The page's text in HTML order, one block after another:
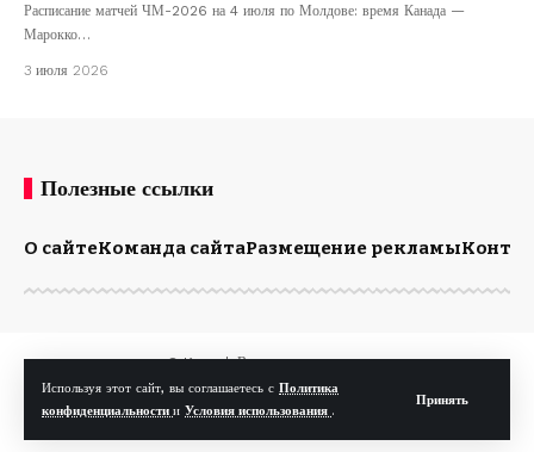
Используя этот сайт, вы соглашаетесь с Политика
конфиденциальности и Условия использования .
Принять
Расписание матчей ЧМ-2026 на 4 июля по Молдове: время Канада —
Марокко…
3 июля 2026
Полезные ссылки
О сайтеКоманда сайтаРазмещение рекламы
© Kp.md. Все права защищены.